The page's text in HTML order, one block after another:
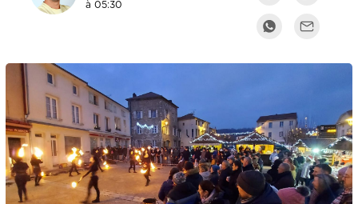
à 05:30